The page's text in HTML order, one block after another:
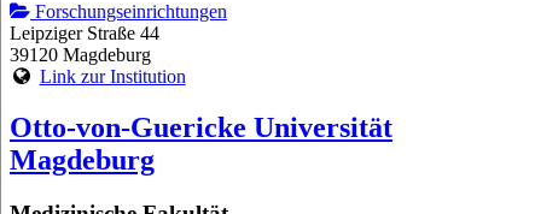
Forschungseinrichtungen
Leipziger Straße 44
39120 Magdeburg
Link zur Institution
Otto-von-Guericke Universität
Magdeburg